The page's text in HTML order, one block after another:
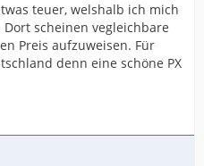
teuer, welshalb ich mich
scheinen vegleichbare
Preis aufzuweisen. Für
denn eine schöne PX